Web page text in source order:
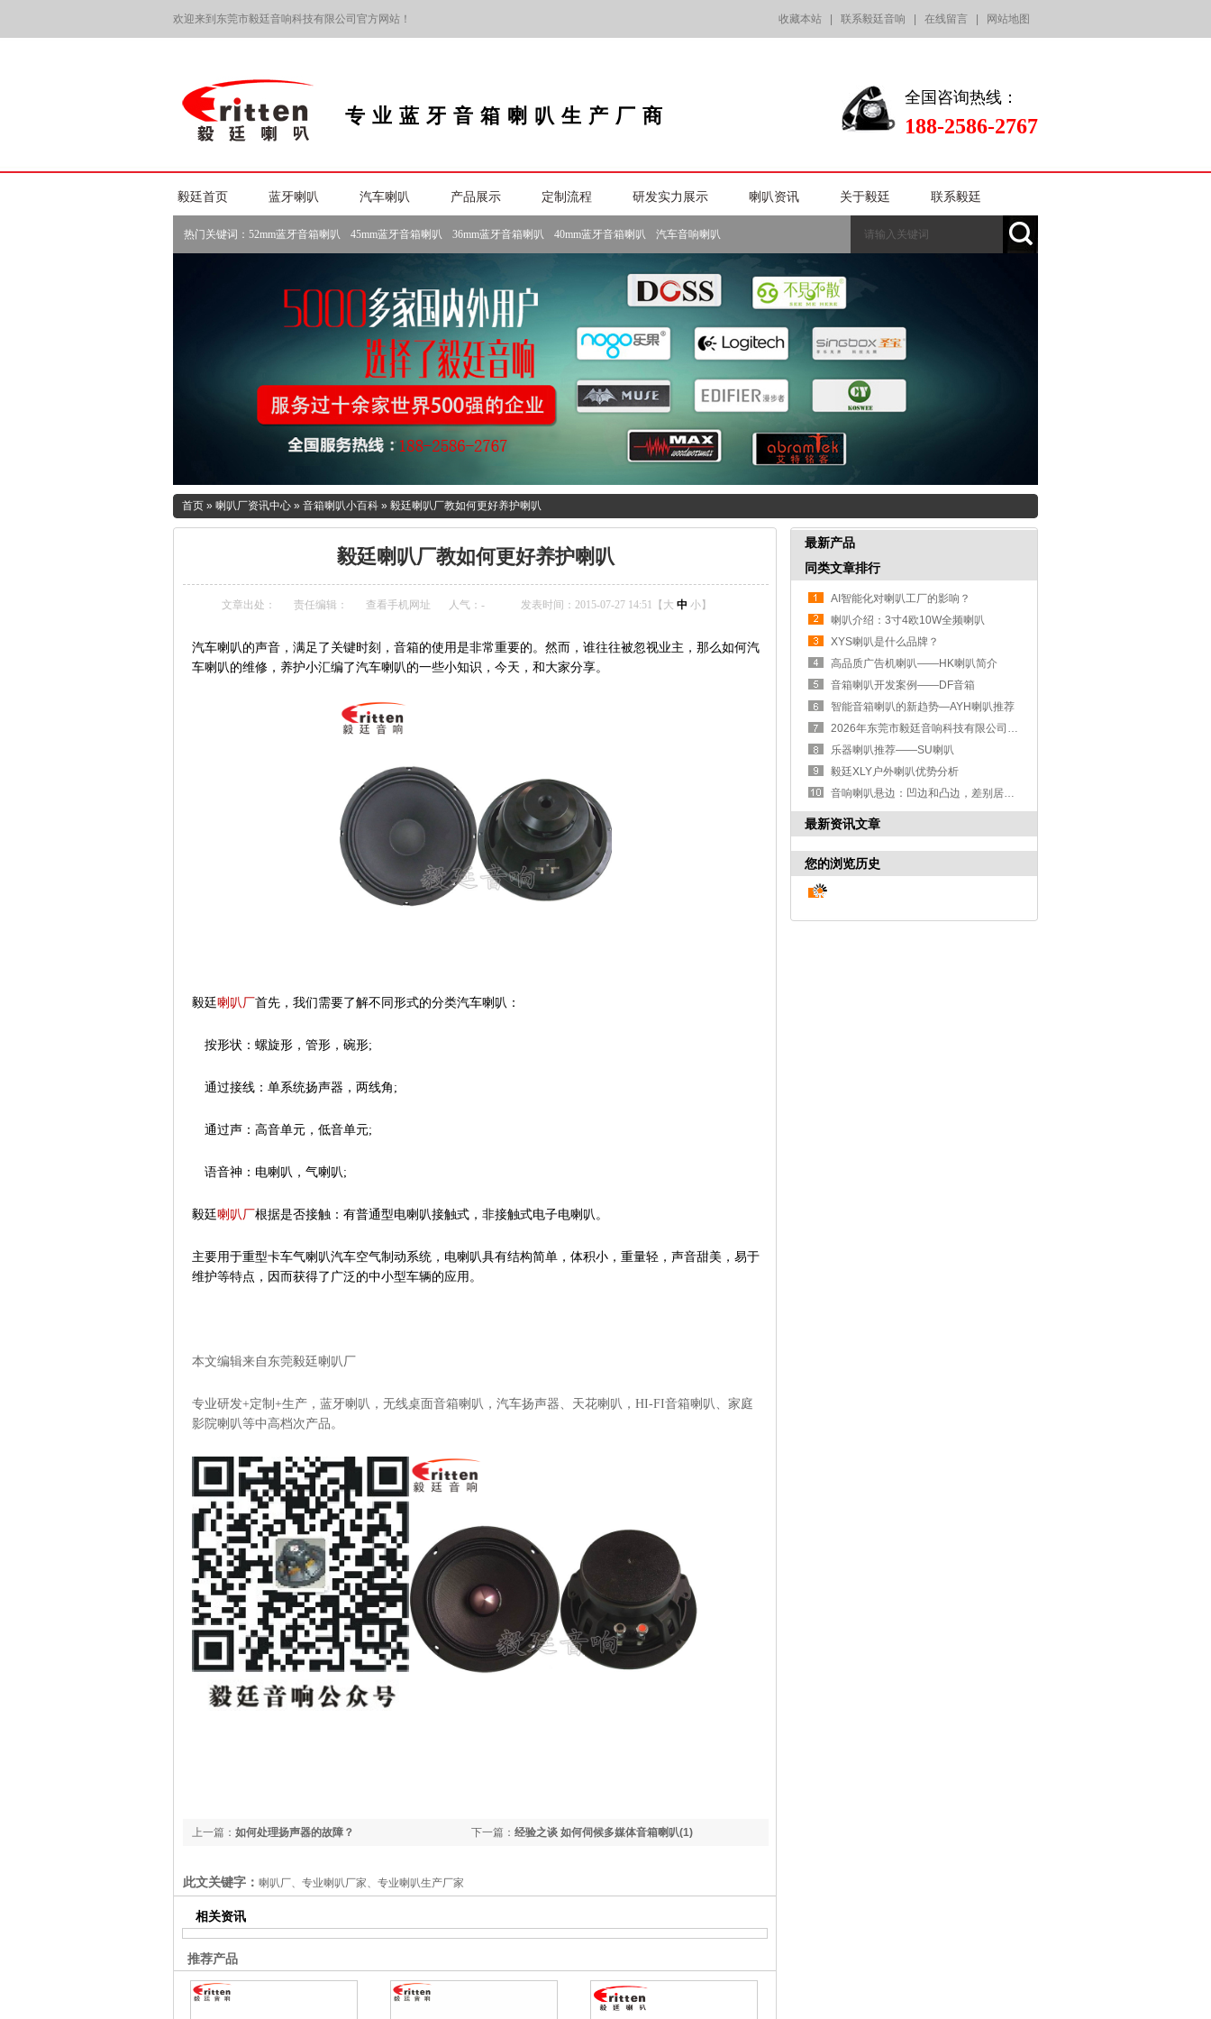
收藏本站 联系毅廷音响 在线留言 网站地图
欢迎来到东莞市毅廷音响科技有限公司官方网站！
全国咨询热线：
188-2586-2767
专业蓝牙音箱喇叭生产厂商
毅廷首页 蓝牙喇叭 汽车喇叭 产品展示 定制流程 研发实力展示 喇叭资讯 关于毅廷 联系毅廷
热门关键词： 52mm蓝牙音箱喇叭 45mm蓝牙音箱喇叭 36mm蓝牙音箱喇叭 40mm蓝牙音箱喇叭 汽车音响喇叭
首页 » 喇叭厂资讯中心 » 音箱喇叭小百科 » 毅廷喇叭厂教如何更好养护喇叭
毅廷喇叭厂教如何更好养护喇叭
文章出处： 责任编辑： 查看手机网址 人气： - 发表时间：2015-07-27 14:51【 大 中 小】
汽车喇叭的声音，满足了关键时刻，音箱的使用是非常重要的。然而，谁往往被忽视业主，那么如何汽
车喇叭的维修，养护小汇编了汽车喇叭的一些小知识，今天，和大家分享。
毅廷喇叭厂首先，我们需要了解不同形式的分类汽车喇叭：
按形状：螺旋形，管形，碗形;
通过接线：单系统扬声器，两线角;
通过声：高音单元，低音单元;
语音神：电喇叭，气喇叭;
毅廷喇叭厂根据是否接触：有普通型电喇叭接触式，非接触式电子电喇叭。
主要用于重型卡车气喇叭汽车空气制动系统，电喇叭具有结构简单，体积小，重量轻，声音甜美，易于
维护等特点，因而获得了广泛的中小型车辆的应用。
本文编辑来自东莞毅廷喇叭厂
专业研发+定制+生产，蓝牙喇叭，无线桌面音箱喇叭，汽车扬声器、天花喇叭，HI-FI音箱喇叭、家庭
影院喇叭等中高档次产品。
下一篇： 经验之谈 如何伺候多媒体音箱喇叭(1)
上一篇： 如何处理扬声器的故障？
此文关键字： 喇叭厂、专业喇叭厂家、专业喇叭生产厂家
相关资讯
推荐产品
最新产品
同类文章排行
AI智能化对喇叭工厂的影响？
喇叭介绍：3寸4欧10W全频喇叭
XYS喇叭是什么品牌？
高品质广告机喇叭——HK喇叭简介
音箱喇叭开发案例——DF音箱
智能音箱喇叭的新趋势—AYH喇叭推荐
2026年东莞市毅廷音响科技有限公司简介
乐器喇叭推荐——SU喇叭
毅廷XLY户外喇叭优势分析
音响喇叭悬边：凹边和凸边，差别居然这么大！
最新资讯文章
您的浏览历史